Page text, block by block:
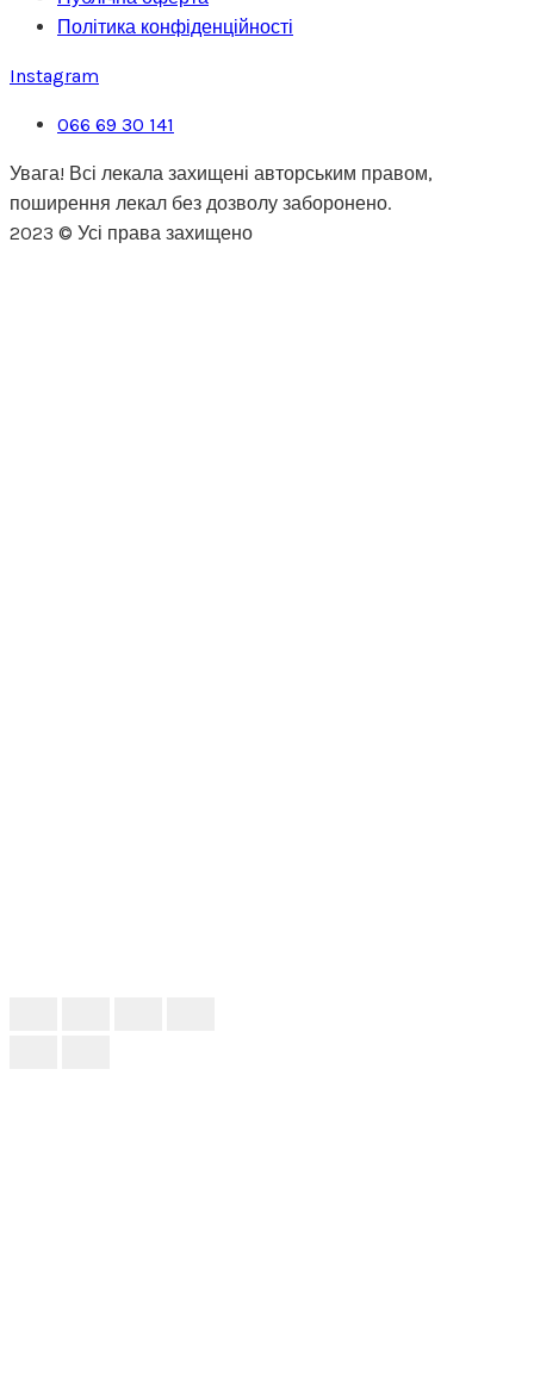
Політика конфіденційності
Instagram
066 69 30 141
Увага! Всі лекала захищені авторським правом,
поширення лекал без дозволу заборонено.
2023 © Усі права захищено